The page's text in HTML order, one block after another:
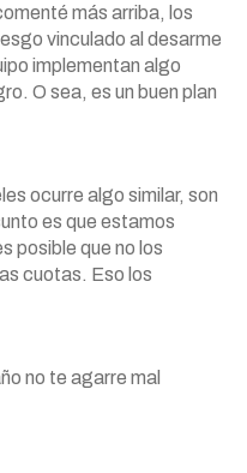
más arriba, los
vinculado al desarme
implementan algo
O sea, es un buen plan
ocurre algo similar, son
es que estamos
posible que no los
cuotas. Eso los
no te agarre mal